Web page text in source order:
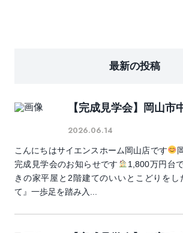
最新の投稿
【完成見学会】岡山市
2026.06.14
こんにちはサイエンスホーム岡山店です
完成見学会のお知らせです
1,800万円台
きの家平屋と2階建てのいいとこどりをし
て』一歩足を踏み入...